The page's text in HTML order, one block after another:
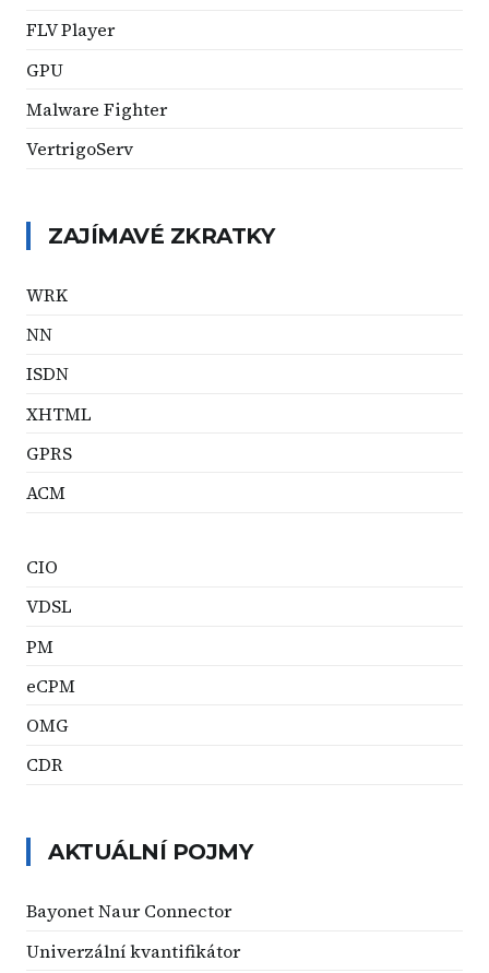
FLV Player
GPU
Malware Fighter
VertrigoServ
ZAJÍMAVÉ ZKRATKY
WRK
NN
ISDN
XHTML
GPRS
ACM
CIO
VDSL
PM
eCPM
OMG
CDR
AKTUÁLNÍ POJMY
Bayonet Naur Connector
Univerzální kvantifikátor